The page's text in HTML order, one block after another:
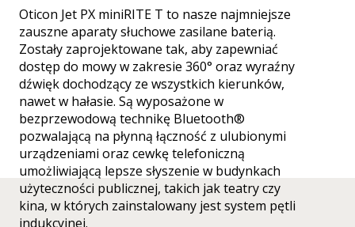
Oticon Jet PX miniRITE T to nasze najmniejsze
zauszne aparaty słuchowe zasilane baterią.
Zostały zaprojektowane tak, aby zapewniać
dostęp do mowy w zakresie 360° oraz wyraźny
dźwięk dochodzący ze wszystkich kierunków,
nawet w hałasie. Są wyposażone w
bezprzewodową technikę Bluetooth®
pozwalającą na płynną łączność z ulubionymi
urządzeniami oraz cewkę telefoniczną
umożliwiającą lepsze słyszenie w budynkach
użyteczności publicznej, takich jak teatry czy
kina, w których zainstalowany jest system pętli
indukcyjnej.